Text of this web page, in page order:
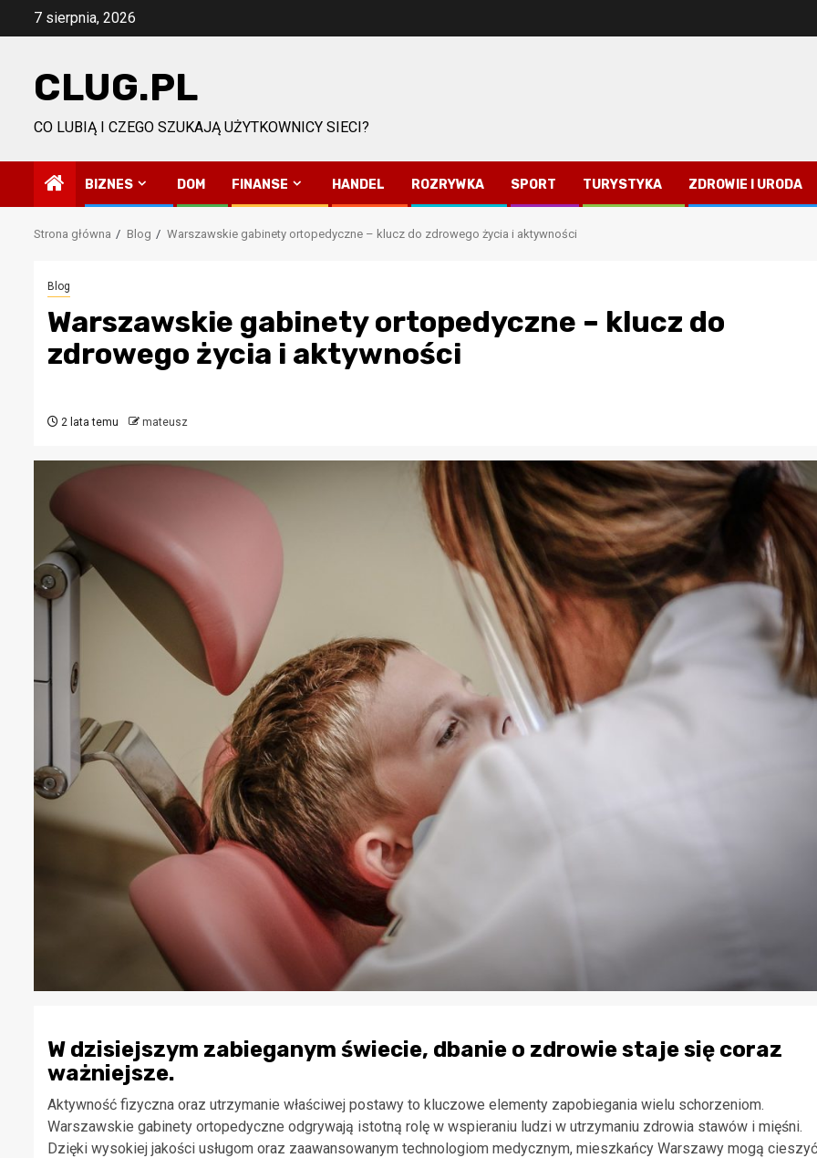
Przejdź7 sierpnia, 2026
CLUG.PL
CO LUBIĄ I CZEGO SZUKAJĄ UŻYTKOWNICY SIECI?
BIZNES DOM FINANSE HANDEL ROZRYWKA SPORT TURYSTYKA ZDROWIE I URODA
Strona główna Blog Warszawskie gabinety ortopedyczne – klucz do zdrowego życia i aktywności
Blog
Warszawskie gabinety ortopedyczne – klucz do
zdrowego życia i aktywności
2 lata temu mateusz
W dzisiejszym zabieganym świecie, dbanie o zdrowie staje się coraz
ważniejsze.
Aktywność fizyczna oraz utrzymanie właściwej postawy to kluczowe elementy zapobiegania wielu schorzeniom.
Warszawskie gabinety ortopedyczne odgrywają istotną rolę w wspieraniu ludzi w utrzymaniu zdrowia stawów i mięśni.
Dzięki wysokiej jakości usługom oraz zaawansowanym technologiom medycznym, mieszkańcy Warszawy mogą cieszyć